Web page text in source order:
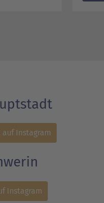
Instagram
Instagram